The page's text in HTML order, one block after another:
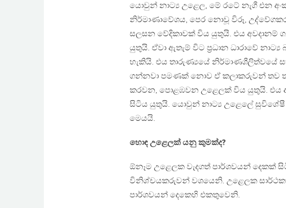
යොවුන් නාට්‍ය උළෙල, මේ රටේ නැගී එන
නිර්මාණාවේශය, පෙර නොවූ විරූ,
සලසන වේදිකාවක් විය යුතුයි. එය අවදානම්
යුතුයි. ඒවා ඇතැම් විට ප‍්‍රධාන ධාරාවේ
හැකියි. එය තාරුණ්‍යයේ නිර්මාණශීලිත්වයේ
ගන්නවා පමණක් නොව ඒ කලාකරුවන් තව
කරවන, පොළඹවන උළෙලක් විය යුතුයි. එය
සිටිය යුතුයි. යොවුන් නාට්‍ය උළෙලේ
මෙයයි.
හොඳ උළෙලක් යනු කුමක්ද?
ඕනෑම උළෙලක වැදගත් පාර්ශවයන් දෙකක්
විනිශ්චයකරුවන් වශයෙනි. උළෙලක
පාර්ශවයන් දෙකෙහි එකතුවෙනි.